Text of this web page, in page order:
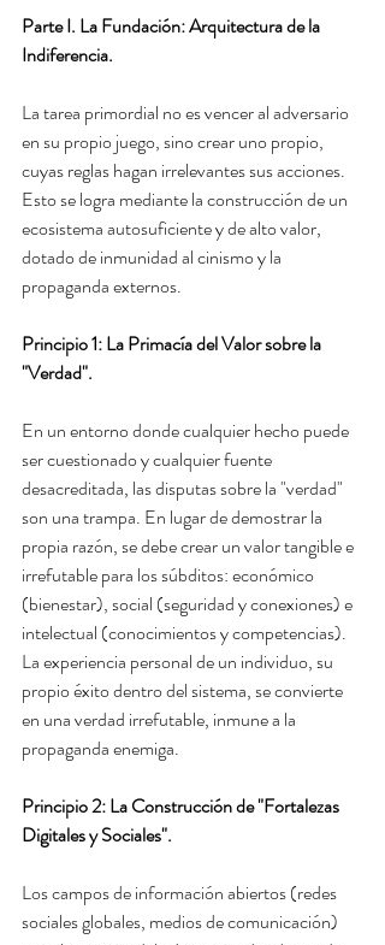
Parte I. La Fundación: Arquitectura de la
Indiferencia.
La tarea primordial no es vencer al adversario
en su propio juego, sino crear uno propio,
cuyas reglas hagan irrelevantes sus acciones.
Esto se logra mediante la construcción de un
ecosistema autosuficiente y de alto valor,
dotado de inmunidad al cinismo y la
propaganda externos.
Principio 1: La Primacía del Valor sobre la
"Verdad".
En un entorno donde cualquier hecho puede
ser cuestionado y cualquier fuente
desacreditada, las disputas sobre la "verdad"
son una trampa. En lugar de demostrar la
propia razón, se debe crear un valor tangible e
irrefutable para los súbditos: económico
(bienestar), social (seguridad y conexiones) e
intelectual (conocimientos y competencias).
La experiencia personal de un individuo, su
propio éxito dentro del sistema, se convierte
en una verdad irrefutable, inmune a la
propaganda enemiga.
Principio 2: La Construcción de "Fortalezas
Digitales y Sociales".
Los campos de información abiertos (redes
sociales globales, medios de comunicación)